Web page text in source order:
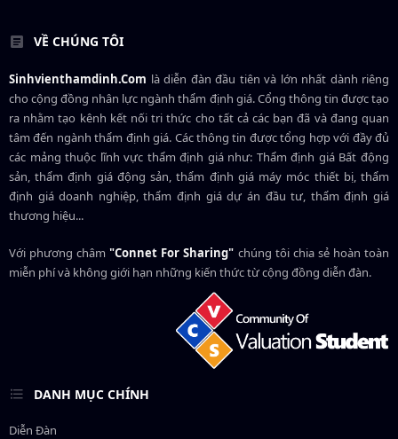
VỀ CHÚNG TÔI
Sinhvienthamdinh.Com là diễn đàn đầu tiên và lớn nhất dành riêng
cho cộng đồng nhân lực ngànhthẩm định giá. Cổng thông tin được tạo
ra nhằm tạo kênh kết nối tri thức cho tất cả các bạn đã và đang quan
tâm đến ngành thẩm định giá. Các thông tin được tổng hợp với đầy đủ
các mảng thuộc lĩnh vực thẩm định giá như: Thẩm định giá Bất động
sản, thẩm định giá động sản, thẩm định giá máy móc thiết bị, thẩm
định giá doanh nghiệp, thẩm định giá dự án đầu tư, thẩm định giá
thương hiệu...
Với phương châm"Connet For Sharing" chúng tôi chia sẻ hoàn toàn
miễn phí và không giới hạn những kiến thức từ cộng đồng diễn đàn.
DANH MỤC CHÍNH
Diễn Đàn